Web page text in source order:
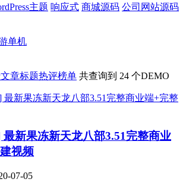
主题 响应式 商城源码 公司网站源码
单机
文章标题热评榜单 共查询到 24 个DEMO
新果冻新天龙八部3.51完整商业
视频
07-05